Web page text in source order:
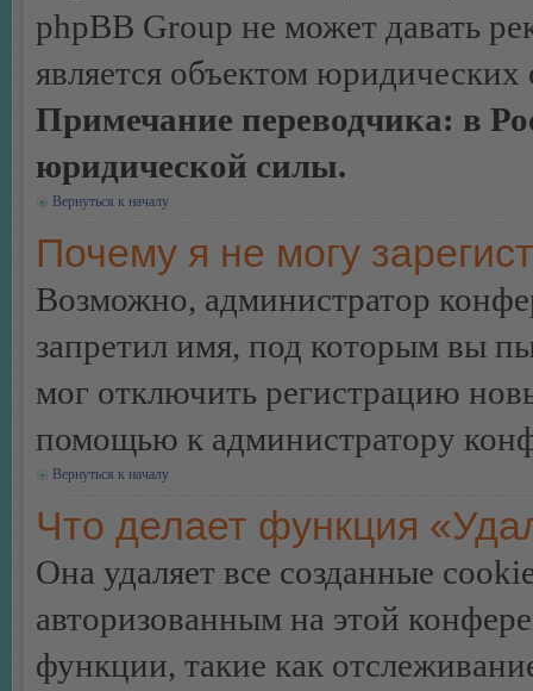
phpBB Group не может давать
является объектом
Примечание переводчика: в
юридической силы.
Вернуться к началу
Почему я не могу
Возможно, администратор
запретил имя, под которым вы
мог отключить регистрацию
помощью к администратору
Вернуться к началу
Что делает функция
Она удаляет все созданные
авторизованным на этой
функции, такие как